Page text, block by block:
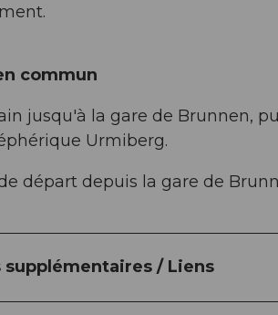
commun
jusqu'à la gare de Brunnen,
Urmiberg.
départ depuis la gare de
/ Liens